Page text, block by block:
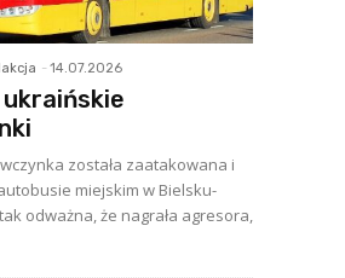
- 14.07.2026
została zaatakowana i
miejskim w Bielsku-
tak odważna, że nagrała agresora,